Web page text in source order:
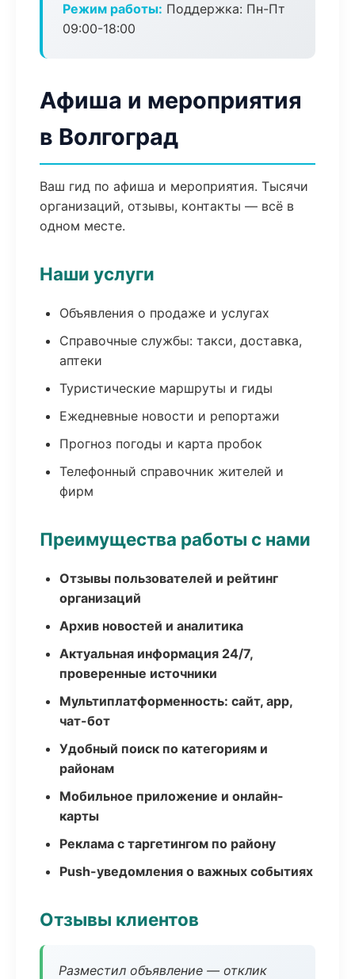
Режим работы: Поддержка: Пн-Пт
09:00-18:00
Афиша и мероприятия
в Волгоград
Ваш гид по афиша и мероприятия. Тысячи
организаций, отзывы, контакты — всё в
одном месте.
Наши услуги
Объявления о продаже и услугах
Справочные службы: такси, доставка,
аптеки
Туристические маршруты и гиды
Ежедневные новости и репортажи
Прогноз погоды и карта пробок
Телефонный справочник жителей и
фирм
Преимущества работы с нами
Отзывы пользователей и рейтинг
организаций
Архив новостей и аналитика
Актуальная информация 24/7,
проверенные источники
Мультиплатформенность: сайт, app,
чат-бот
Удобный поиск по категориям и
районам
Мобильное приложение и онлайн-
карты
Реклама с таргетингом по району
Push-уведомления о важных событиях
Отзывы клиентов
Разместил объявление — отклик